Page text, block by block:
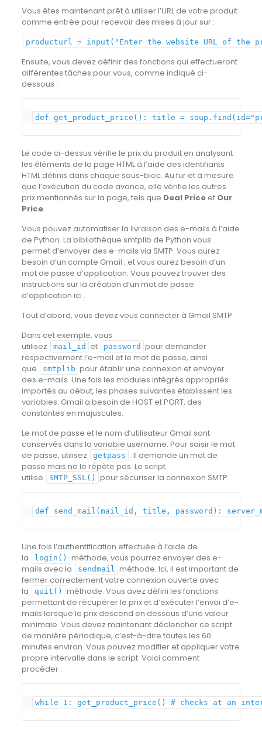
Vous êtes maintenant prêt à utiliser l’URL de votre produit
comme entrée pour recevoir des mises à jour sur :
producturl = input("Enter the website URL of the
Ensuite, vous devez définir des fonctions qui effectueront
différentes tâches pour vous, comme indiqué ci-
dessous :
def get_product_price ( ) : title =soup . find ( id=
Le code ci-dessus vérifie le prix du produit en analysant
les éléments de la page HTML à l’aide des identifiants
HTML définis dans chaque sous-bloc. Au fur et à mesure
que l’exécution du code avance, elle vérifie les autres
prix mentionnés sur la page, tels que Deal Priceet Our
Price.
Vous pouvez automatiser la livraison des e-mails à l’aide
de Python. La bibliothèque smtplib de Python vous
permet d’envoyer des e-mails via SMTP. Vous aurez
besoin d’un compte Gmail ; et vous aurez besoin d’un
mot de passe d’application. Vous pouvez trouver des
instructions sur la création d’un mot de passe
d’application ici .
Tout d’abord, vous devez vous connecter à Gmail SMTP.
Dans cet exemple, vous
utilisez
mail_id et password pour demander
respectivement l’e-mail et le mot de passe, ainsi
que
smtplib pour établir une connexion et envoyer
des e-mails. Une fois les modules intégrés appropriés
importés au début, les phases suivantes établissent les
variables. Gmail a besoin de HOST et PORT, des
constantes en majuscules.
Le mot de passe et le nom d’utilisateur Gmail sont
conservés dans la variable username. Pour saisir le mot
de passe, utilisez
getpass . Il demande un mot de
passe mais ne le répète pas. Le script
utilise
SMTP_SSL() pour sécuriser la connexion SMTP.
def send_mail ( mail_id , title , password ) :
Une fois l’authentification effectuée à l’aide de
la
login()
méthode, vous pourrez envoyer des e-
mails avec la
sendmail méthode. Ici, il est important de
fermer correctement votre connexion ouverte avec
la
quit()
méthode. Vous avez défini les fonctions
permettant de récupérer le prix et d’exécuter l’envoi d’e-
mails lorsque le prix descend en dessous d’une valeur
minimale. Vous devez maintenant déclencher ce script
de manière périodique, c’est-à-dire toutes les 60
minutes environ. Vous pouvez modifier et appliquer votre
propre intervalle dans le script. Voici comment
procéder :
while 1 : get_product_price ( ) # checks at an